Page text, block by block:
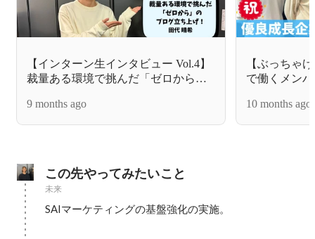
【インターン生インタビュー Vol.4】
裁量ある環境で挑んだ「ゼロから」
9 months ago
【ぶっちゃ
で働くメン
10 months ago
この先やってみたいこと
未来
SAIマーケティングの基盤強化の実施。